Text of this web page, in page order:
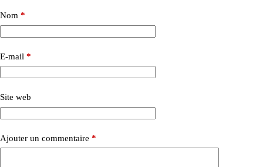
Nom *
E-mail *
Site web
Ajouter un commentaire *